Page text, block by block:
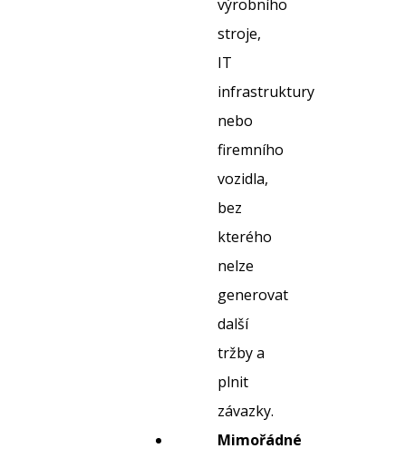
výrobního
stroje,
IT
infrastruktury
nebo
firemního
vozidla,
bez
kterého
nelze
generovat
další
tržby a
plnit
závazky.
Mimořádné